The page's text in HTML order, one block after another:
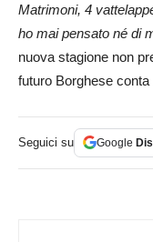
Matrimoni, 4
ho mai pensato né di
nuova stagione non
futuro Borghese conta
Seguici su Google